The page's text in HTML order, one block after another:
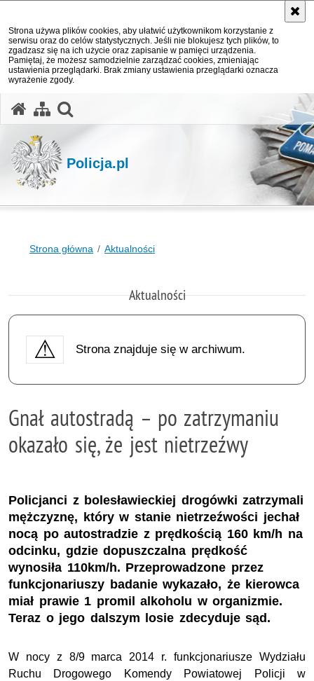
Strona używa plików cookies, aby ułatwić użytkownikom korzystanie z
serwisu oraz do celów statystycznych. Jeśli nie blokujesz tych plików, to
zgadzasz się na ich użycie oraz zapisanie w pamięci urządzenia.
Pamiętaj, że możesz samodzielnie zarządzać cookies, zmieniając
ustawienia przeglądarki. Brak zmiany ustawienia przeglądarki oznacza
wyrażenie zgody.
Policja.pl
Strona główna Aktualności
Aktualności
Strona znajduje się w archiwum.
Gnał autostradą – po zatrzymaniu
okazało się, że jest nietrzeźwy
Policjanci z bolesławieckiej drogówki zatrzymali
mężczyznę, który w stanie nietrzeźwości jechał
nocą po autostradzie z prędkością 160 km/h na
odcinku, gdzie dopuszczalna prędkość
wynosiła 110km/h. Przeprowadzone przez
funkcjonariuszy badanie wykazało, że kierowca
miał prawie 1 promil alkoholu w organizmie.
Teraz o jego dalszym losie zdecyduje sąd.
W nocy z 8/9 marca 2014 r. funkcjonariusze Wydziału
Ruchu Drogowego Komendy Powiatowej Policji w